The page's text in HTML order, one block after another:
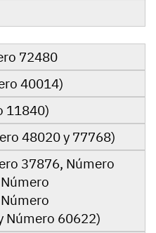
72480
40014)
11840)
48020 y 77768)
37876, Número
Número 60622)